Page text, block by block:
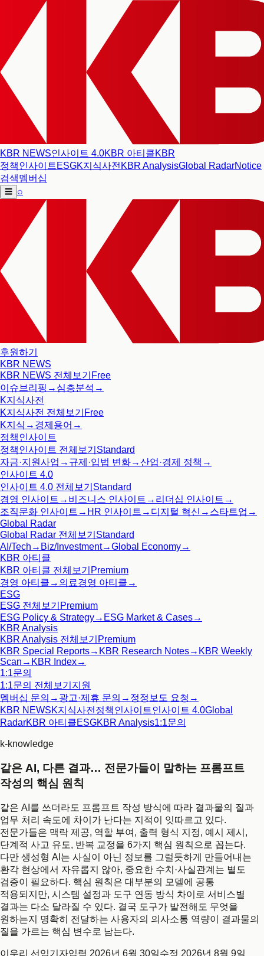
KBR NEWS인사이트 4.0KBR 아티클KBR
정책인사이트 ESGK지식사전 KBR AnalysisGlobal RadarNotice
검색멤버십
☰ ⌕
후원하기
KBR NEWS
KBR NEWS 전체보기 Free
이슈브리핑 → 심층분석 →
K지식사전
K지식사전 전체보기 Free
K지식 → 경제용어 →
정책인사이트
정책인사이트 전체보기 Standard
자금·지원사업 → 규제·입법 변화→산업·경제 정책 →
인사이트 4.0
인사이트 4.0 전체보기 Standard
경영 인사이트 → 비즈니스 인사이트 → 리더십 인사이트 →
조직문화 인사이트 → HR 인사이트 → 디지털 혁신 → 스타트업 →
Global Radar
Global Radar 전체보기 Standard
AI/Tech → Biz/Investment→Global Economy→
KBR 아티클
KBR 아티클 전체보기 Premium
경영 아티클 → 의료경영 아티클 →
ESG
ESG 전체보기 Premium
ESG Policy & Strategy→ ESG Market & Cases→
KBR Analysis
KBR Analysis 전체보기 Premium
KBR Special Reports→ KBR Research Notes→ KBR Weekly
Scan → KBR Index→
1:1문의
1:1문의 전체보기 지원
멤버십 문의 → 광고·제휴 문의 → 정정보도 요청 →
KBR NEWSK지식사전 정책인사이트인사이트 4.0Global
RadarKBR 아티클ESGKBR Analysis1:1문의
k-knowledge
같은 AI, 다른 결과… 전문가들이 말하는 프롬프트
작성의 핵심 원칙
같은 AI를 쓰더라도 프롬프트 작성 방식에 따라 결과물의 질과
업무 처리 속도에 차이가 난다는 지적이 잇따르고 있다.
전문가들은 맥락 제공, 역할 부여, 출력 형식 지정, 예시 제시,
단계적 사고 유도, 반복 교정을 6가지 핵심 원칙으로 꼽는다.
다만 생성형 AI는 사실이 아닌 정보를 그럴듯하게 만들어내는
환각 현상에서 자유롭지 않아, 중요한 수치·사실관계는 별도
검증이 필요하다. 핵심 원칙은 대부분의 모델에 공통
적용되지만, 시스템 설정과 도구 연동 방식 차이로 서비스별
결과는 다소 달라질 수 있다. 결국 도구가 발전해도 무엇을
원하는지 명확히 전달하는 사용자의 의사소통 역량이 결과물의
질을 가르는 핵심 변수로 남는다.
이우리 선임기자입력 2026년 6월 30일수정 2026년 8월 9일